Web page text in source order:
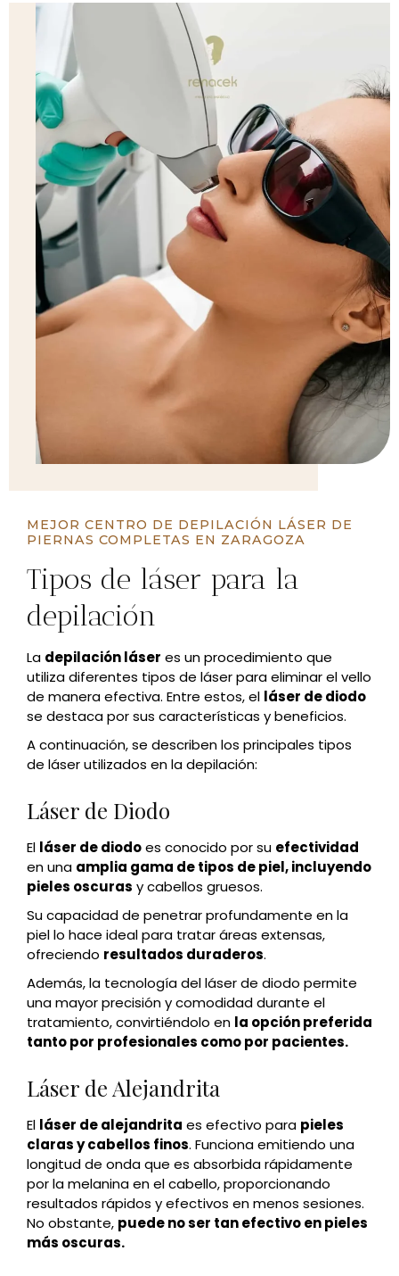
MEJOR CENTRO DE DEPILACIÓN LÁSER DE
PIERNAS COMPLETAS EN ZARAGOZA
Tipos de láser para la
depilación
La depilación láser es un procedimiento que
utiliza diferentes tipos de láser para eliminar el vello
de manera efectiva. Entre estos, el láser de diodo
se destaca por sus características y beneficios.
A continuación, se describen los principales tipos
de láser utilizados en la depilación:
Láser de Diodo
El láser de diodoes conocido por su efectividad
en una amplia gama de tipos de piel, incluyendo
pieles oscuras y cabellos gruesos.
Su capacidad de penetrar profundamente en la
piel lo hace ideal para tratar áreas extensas,
ofreciendo resultados duraderos.
Además, la tecnología del láser de diodo permite
una mayor precisión y comodidad durante el
tratamiento, convirtiéndolo en la opción preferida
tanto por profesionales como por pacientes.
Láser de Alejandrita
El láser de alejandrita es efectivo para pieles
claras y cabellos finos. Funciona emitiendo una
longitud de onda que es absorbida rápidamente
por la melanina en el cabello, proporcionando
resultados rápidos y efectivos en menos sesiones.
No obstante, puede no ser tan efectivo en pieles
más oscuras.